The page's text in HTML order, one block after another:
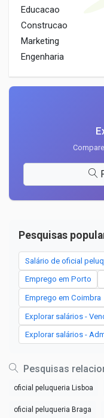
Educacao
Construcao
Marketing
Engenharia
Pesquisas
Salário de oficial
Emprego em Porto
Emprego em Coimbra
Explorar salários -
Explorar salários -
Pesquisas
oficial peluqueria Lisboa
oficial peluqueria Braga